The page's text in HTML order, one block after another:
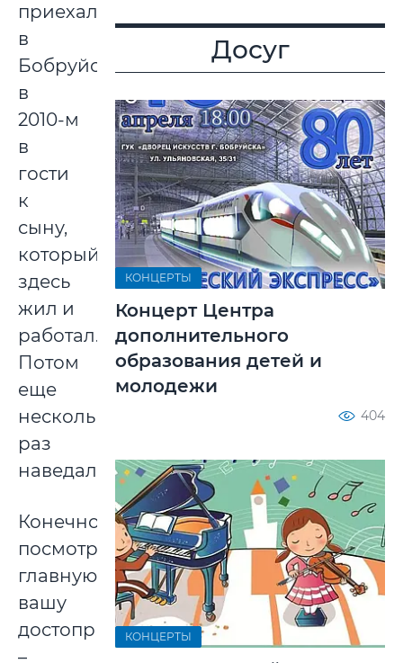
приехала
в
Бобруйск
в
2010-м
в
гости
к
сыну,
который
здесь
жил и
работал.
Потом
еще
несколько
раз
наведалась.
Конечно,
посмотрела
главную
вашу
достопримечательность
–
Досуг
КОНЦЕРТЫ
Концерт Центра
дополнительного
образования детей и
молодежи
404
КОНЦЕРТЫ